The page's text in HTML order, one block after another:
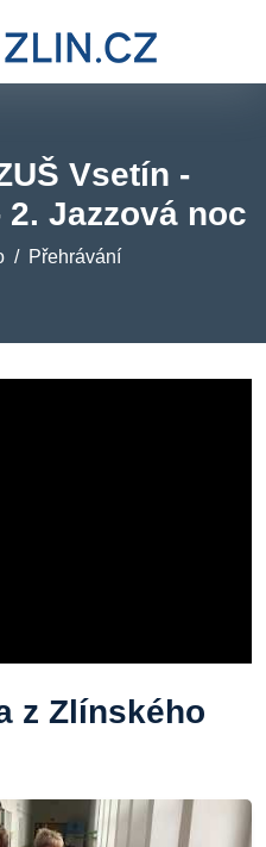
Vsetín -
2. Jazzová noc
Přehrávání
z Zlínského